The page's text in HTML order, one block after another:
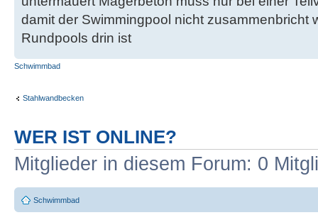
damit der Swimmingpool nicht zusammenbricht
Rundpools drin ist
Schwimmbad
Stahlwandbecken
WER IST ONLINE?
Mitglieder in diesem Forum: 0
Schwimmbad